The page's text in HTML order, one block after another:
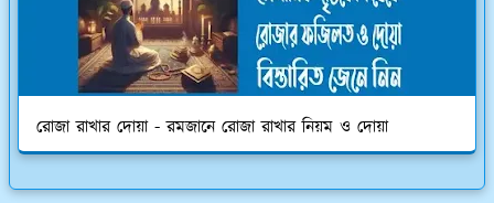
রোজা রাখার দোয়া - রমজানে রোজা রাখার নিয়ম ও দোয়া